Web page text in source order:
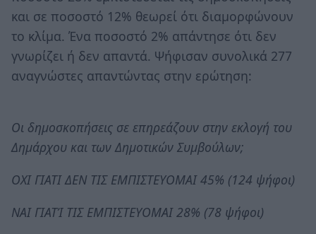
και σε ποσοστό 12% θεωρεί ότι διαμορφώνουν
το κλίμα. Ένα ποσοστό 2% απάντησε ότι δεν
γνωρίζει ή δεν απαντά. Ψήφισαν συνολικά 277
αναγνώστες απαντώντας στην ερώτηση:
Οι δημοσκοπήσεις σε επηρεάζουν στην εκλογή του
Δημάρχου και των Δημοτικών Συμβούλων;
ΟΧΙ ΓΙΑΤΙ ΔΕΝ ΤΙΣ ΕΜΠΙΣΤΕΥΟΜΑΙ 45% (124 ψήφοι)
ΝΑΙ ΓΙΑΤΊ ΤΙΣ ΕΜΠΙΣΤΕΥΟΜΑΙ 28% (78 ψήφοι)